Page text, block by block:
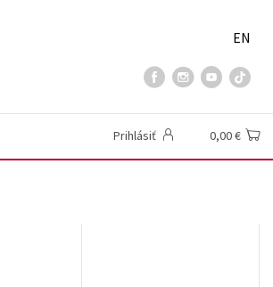
EN
Prihlásiť 0,00 €